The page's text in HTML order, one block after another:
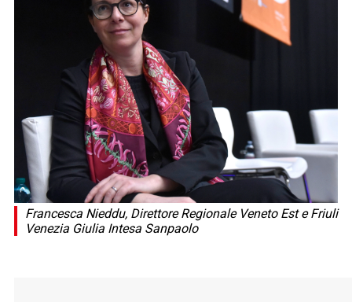
Francesca Nieddu, Direttore Regionale Veneto Est e Friuli
Venezia Giulia Intesa Sanpaolo